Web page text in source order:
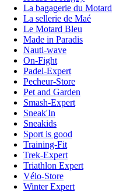
La bagagerie du Motard
La sellerie de Maé
Le Motard Bleu
Made in Paradis
Nauti-wave
On-Fight
Padel-Expert
Pecheur-Store
Pet and Garden
Smash-Expert
Sneak'In
Sneakids
Sport is good
Training-Fit
Trek-Expert
Triathlon Expert
Vélo-Store
Winter Expert